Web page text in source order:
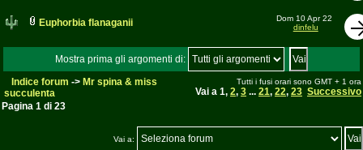
Euphorbia flanaganii
Dom 10 Apr 22
dinfelu
Mostra prima gli argomenti di:
Indice forum -> Mr spina & miss
succulenta
Tutti i fusi orari sono GMT + 1 ora
Vai a 1, 2, 3 ... 21, 22, 23 Successivo
Pagina 1 di 23
Vai a: